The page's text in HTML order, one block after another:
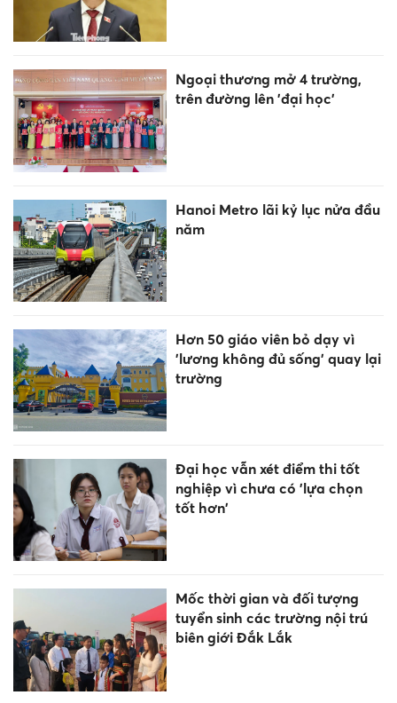
Ngoại thương mở 4 trường,
trên đường lên 'đại học'
Hanoi Metro lãi kỷ lục nửa đầu
năm
Hơn 50 giáo viên bỏ dạy vì
'lương không đủ sống' quay lại
trường
Đại học vẫn xét điểm thi tốt
nghiệp vì chưa có 'lựa chọn
tốt hơn'
Mốc thời gian và đối tượng
tuyển sinh các trường nội trú
biên giới Đắk Lắk